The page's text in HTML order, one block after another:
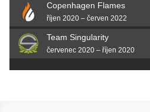
Copenhagen Flames
říjen 2020 – červen 2022
Team Singularity
červenec 2020 – říjen 2020